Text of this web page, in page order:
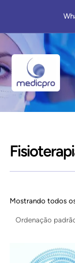
o
conteúdo
Mostrando todos